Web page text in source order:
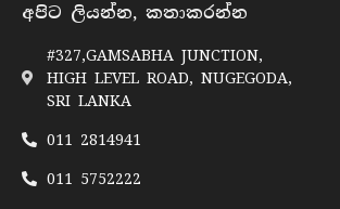
අපිට ලියන්න, කතාකරන්න
#327,GAMSABHA JUNCTION,
HIGH LEVEL ROAD, NUGEGODA,
SRI LANKA
011 2814941
011 5752222